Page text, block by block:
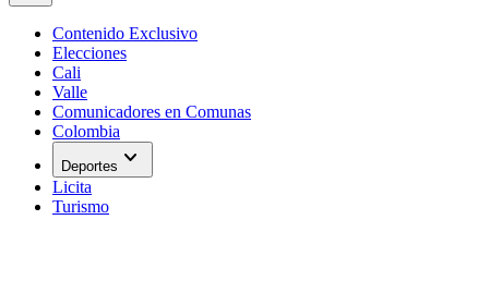
Contenido Exclusivo
Elecciones
Cali
Valle
Comunicadores en Comunas
Colombia
Deportes expand_more
Licita
Turismo